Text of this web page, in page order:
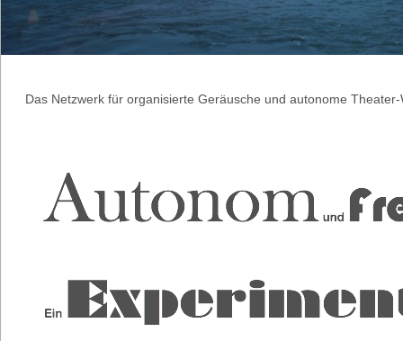
Das Netzwerk für organisierte Geräusche und autonome Theater-